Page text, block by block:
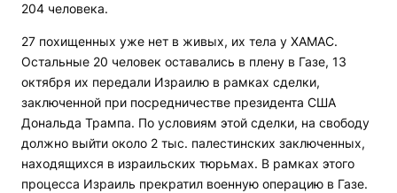
204 человека.
27 похищенных уже нет в живых, их тела у ХАМАС.
Остальные 20 человек оставались в плену в Газе, 13
октября их передали Израилю в рамках сделки,
заключенной при посредничестве президента США
Дональда Трампа. По условиям этой сделки, на свободу
должно выйти около 2 тыс. палестинских заключенных,
находящихся в израильских тюрьмах. В рамках этого
процесса Израиль прекратил военную операцию в Газе.